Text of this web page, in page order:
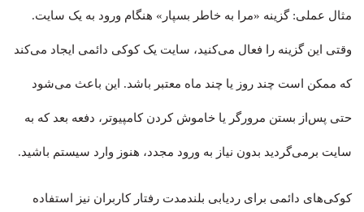
مثال عملی: گزینه «مرا به خاطر بسپار» هنگام ورود به یک سایت.
وقتی این گزینه را فعال می‌کنید، سایت یک کوکی دائمی ایجاد می‌کند
که ممکن است چند روز یا چند ماه معتبر باشد. این باعث می‌شود
حتی پس‌از بستن مرورگر یا خاموش کردن کامپیوتر، دفعه بعد که به
سایت برمی‌گردید بدون نیاز به ورود مجدد، هنوز وارد سیستم باشید.
کوکی‌های دائمی برای ردیابی بلندمدت رفتار کاربران نیز استفاده